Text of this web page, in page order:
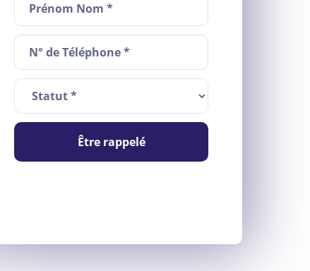
Être rappelé